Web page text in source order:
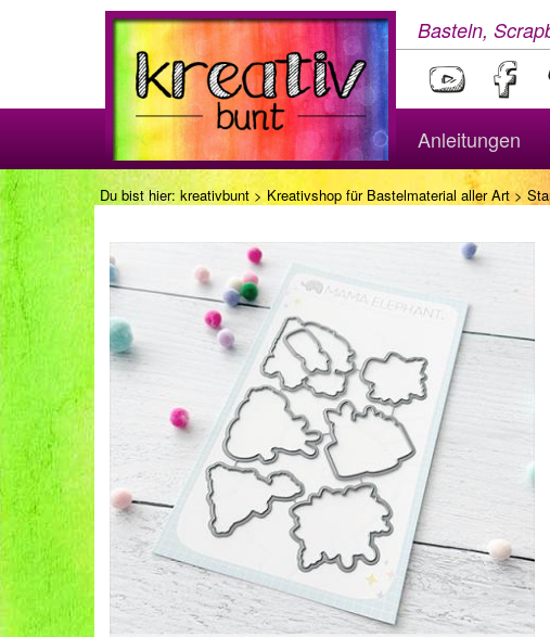
Basteln,
Anleitungen
Du bist hier: kreativbunt > Kreativshop für Bastelmaterial aller Art>